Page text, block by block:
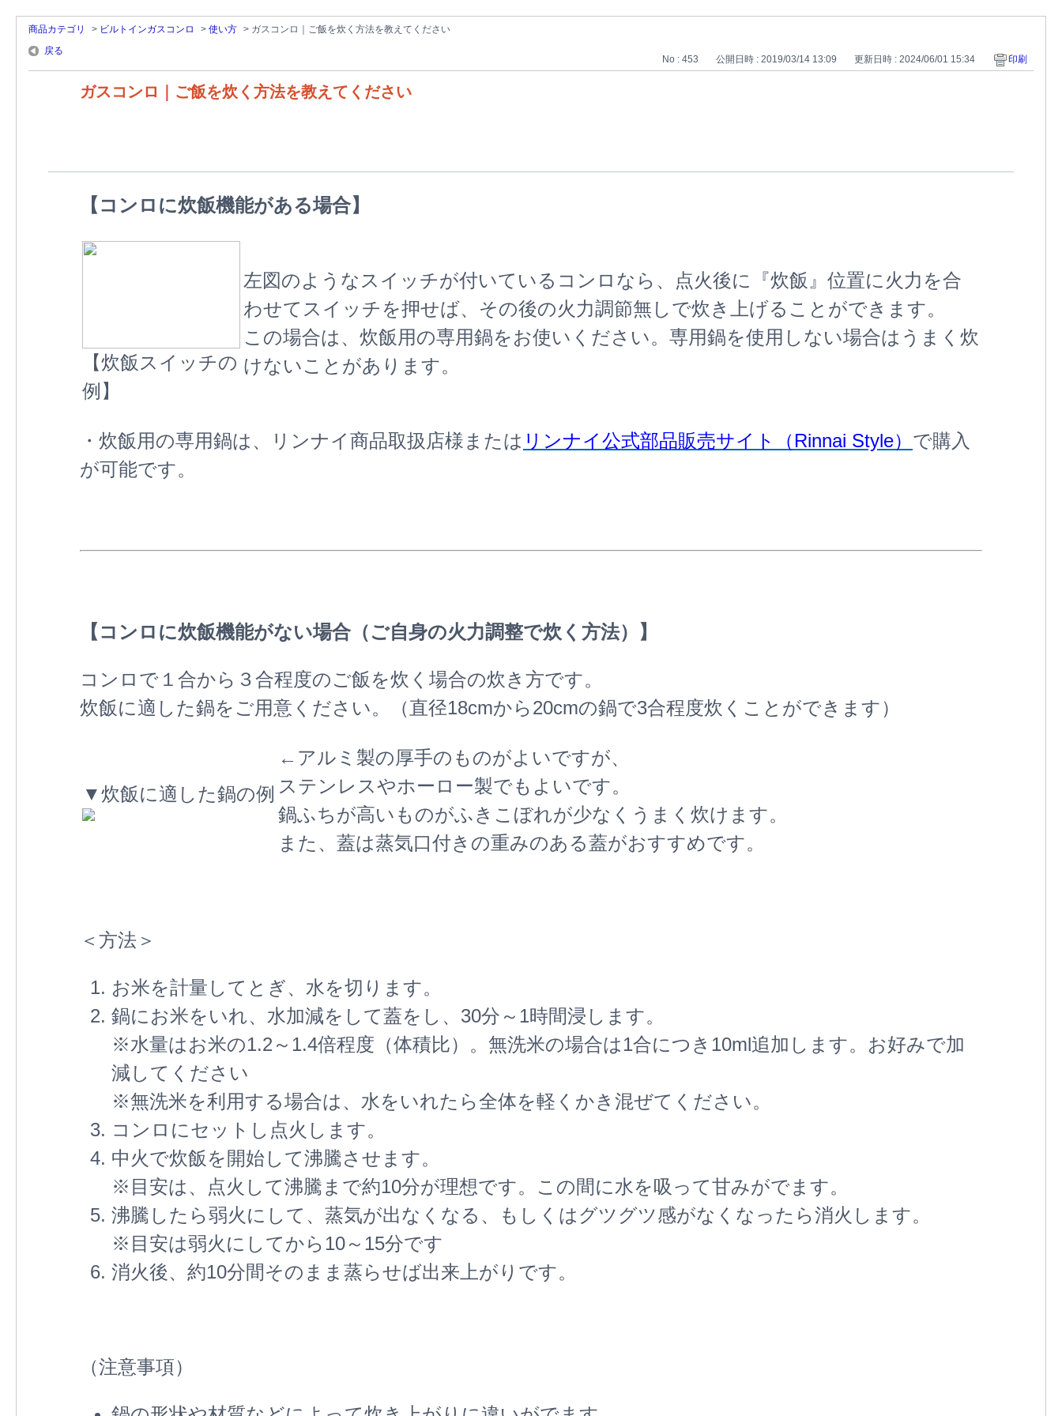
商品カテゴリ > ビルトインガスコンロ > 使い方 > ガスコンロ｜ご飯を炊く方法を教えてください
戻る
No : 453 公開日時 : 2019/03/14 13:09 更新日時 : 2024/06/01 15:34 印刷
ガスコンロ｜ご飯を炊く方法を教えてください
【コンロに炊飯機能がある場合】
【炊飯スイッチの
例】
左図のようなスイッチが付いているコンロなら、点火後に『炊飯』位置に火力を合
わせてスイッチを押せば、その後の火力調節無しで炊き上げることができます。
この場合は、炊飯用の専用鍋をお使いください。専用鍋を使用しない場合はうまく炊
けないことがあります。
・炊飯用の専用鍋は、リンナイ商品取扱店様または リンナイ公式部品販売サイト（Rinnai Style） で購入
が可能です。
【コンロに炊飯機能がない場合（ご自身の火力調整で炊く方法）】
コンロで１合から３合程度のご飯を炊く場合の炊き方です。
炊飯に適した鍋をご用意ください。（直径18cmから20cmの鍋で3合程度炊くことができます）
▼炊飯に適した鍋の例
←アルミ製の厚手のものがよいですが、
ステンレスやホーロー製でもよいです。
鍋ふちが高いものがふきこぼれが少なくうまく炊けます。
また、蓋は蒸気口付きの重みのある蓋がおすすめです。
＜方法＞
お米を計量してとぎ、水を切ります。
鍋にお米をいれ、水加減をして蓋をし、30分～1時間浸します。
※水量はお米の1.2～1.4倍程度（体積比）。無洗米の場合は1合につき10ml追加します。お好みで加
減してください
※無洗米を利用する場合は、水をいれたら全体を軽くかき混ぜてください。
コンロにセットし点火します。
中火で炊飯を開始して沸騰させます。
※目安は、点火して沸騰まで約10分が理想です。この間に水を吸って甘みがでます。
沸騰したら弱火にして、蒸気が出なくなる、もしくはグツグツ感がなくなったら消火します。
※目安は弱火にしてから10～15分です
消火後、約10分間そのまま蒸らせば出来上がりです。
（注意事項）